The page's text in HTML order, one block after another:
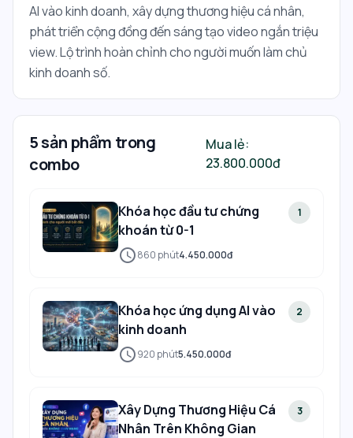
AI vào kinh doanh, xây dựng thương hiệu cá nhân,
phát triển cộng đồng đến sáng tạo video ngắn triệu
view. Lộ trình hoàn chỉnh cho người muốn làm chủ
kinh doanh số.
5sản phẩm trong
combo
Mua lẻ:
23.800.000đ
Khóa học đầu tư chứng
khoán từ 0-1
schedule860 phút4.450.000đ
1
Khóa học ứng dụng AI vào
kinh doanh
schedule920 phút5.450.000đ
2
Xây Dựng Thương Hiệu Cá
Nhân Trên Không Gian
3